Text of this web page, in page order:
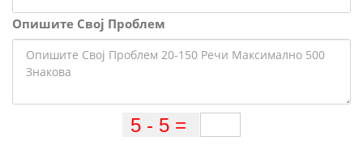
Опишите Свој Проблем